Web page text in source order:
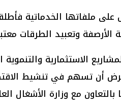
الأرصفة وتعبيد الطرقات
الاستثمارية
أن تسهم في تنشيط
مع وزارة الأشغال